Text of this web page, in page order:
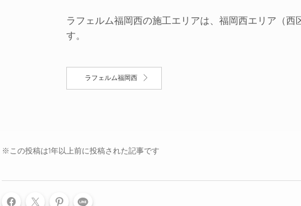
ラフェルム福岡西の施工エリアは、福岡西エリア（
す。
ラフェルム福岡西
※この投稿は1年以上前に投稿された記事です
LINE